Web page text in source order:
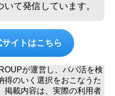
いて発信しています。
イトはこちら
が運営し、パパ活を検
得のいく選択をおこなうた
掲載内容は、実際の利用者